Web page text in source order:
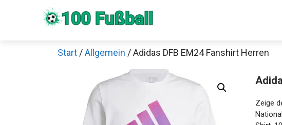
Start /Allgemein / Adidas DFB EM24 Fanshirt Herren
Zeige